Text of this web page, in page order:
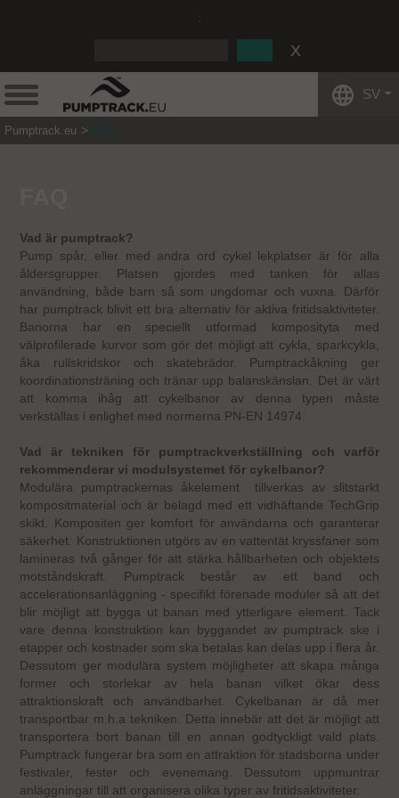
SV
Pumptrack.eu FAQ
Vad är pumptrack?
Pump spår, eller med andra ord cykel lekplatser är för alla
åldersgrupper. Platsen gjordes med tanken för allas
användning, både barn så som ungdomar och vuxna. Därför
har pumptrack blivit ett bra alternativ för aktiva fritidsaktiviteter.
Banorna har en speciellt utformad komposityta med
välprofilerade kurvor som gör det möjligt att cykla, sparkcykla,
åka rullskridskor och skatebrädor. Pumptrackåkning ger
koordinationsträning och tränar upp balanskänslan. Det är värt
att komma ihåg att cykelbanor av denna typen måste
verkställas i enlighet med normerna PN-EN 14974.
Vad är tekniken för pumptrackverkställning och varför
rekommenderar vi modulsystemet för cykelbanor?
Modulära pumptrackernas åkelement tillverkas av slitstarkt
kompositmaterial och är belagd med ett vidhäftande TechGrip
skikt. Kompositen ger komfort för användarna och garanterar
säkerhet. Konstruktionen utgörs av en vattentät kryssfaner som
lamineras två gånger för att stärka hållbarheten och objektets
motståndskraft. Pumptrack består av ett band och
accelerationsanläggning - specifikt förenade moduler så att det
blir möjligt att bygga ut banan med ytterligare element. Tack
vare denna konstruktion kan byggandet av pumptrack ske i
etapper och kostnader som ska betalas kan delas upp i flera år.
Dessutom ger modulära system möjligheter att skapa många
former och storlekar av hela banan vilket ökar dess
attraktionskraft och användbarhet. Cykelbanan är då mer
transportbar m.h.a tekniken. Detta innebär att det är möjligt att
transportera bort banan till en annan godtyckligt vald plats.
Pumptrack fungerar bra som en attraktion för stadsborna under
festivaler, fester och evenemang. Dessutom uppmuntrar
anläggningar till att organisera olika typer av fritidsaktiviteter.